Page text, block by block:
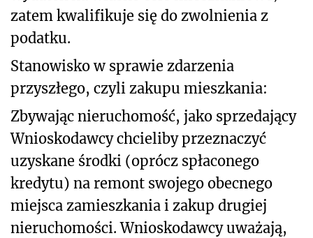
zatem kwalifikuje się do zwolnienia z
podatku.
Stanowisko w sprawie zdarzenia
przyszłego, czyli zakupu mieszkania:
Zbywając nieruchomość, jako sprzedający
Wnioskodawcy chcieliby przeznaczyć
uzyskane środki (oprócz spłaconego
kredytu) na remont swojego obecnego
miejsca zamieszkania i zakup drugiej
nieruchomości. Wnioskodawcy uważają,